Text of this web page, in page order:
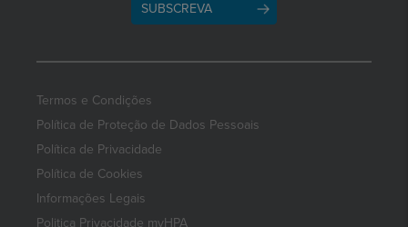
SUBSCREVA
Termos e Condições
Política de Proteção de Dados Pessoais
Política de Privacidade
Política de Cookies
Informações Legais
Politica Privacidade myHPA